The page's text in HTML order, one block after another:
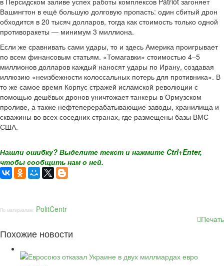
Вашингтон в ещё большую долговую пропасть: один сбитый дрон
обходится в 20 тысяч долларов, тогда как стоимость только одной
противоракеты — минимум 3 миллиона.
Если же сравнивать сами удары, то и здесь Америка проигрывает
по всем финансовым статьям. «Томагавки» стоимостью 4–5
миллионов долларов каждый наносят удары по Ирану, создавая
иллюзию «неизбежности колоссальных потерь для противника». В
то же самое время Корпус стражей исламской революции с
помощью дешёвых дронов уничтожает танкеры в Ормузском
проливе, а также нефтеперерабатывающие заводы, хранилища и
скважины во всех соседних странах, где размещены базы ВМС
США.
Нашли ошибку? Выделите текст и нажмите Ctrl+Enter,
чтобы сообщить нам о ней.
По материалам: PolitCentr
Печать
Похожие новости